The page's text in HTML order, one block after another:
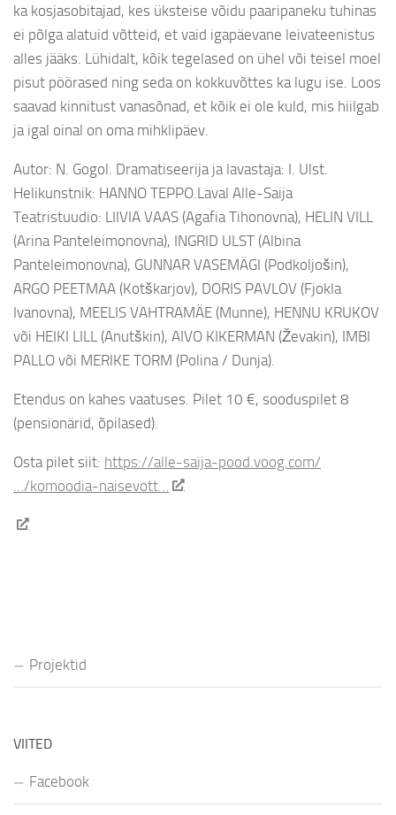
ka kosjasobitajad, kes üksteise võidu paaripaneku tuhinas
ei põlga alatuid võtteid, et vaid igapäevane leivateenistus
alles jääks. Lühidalt, kõik tegelased on ühel või teisel moel
pisut pöörased ning seda on kokkuvõttes ka lugu ise. Loos
saavad kinnitust vanasõnad, et kõik ei ole kuld, mis hiilgab
ja igal oinal on oma mihklipäev.
Autor: N. Gogol. Dramatiseerija ja lavastaja: I. Ulst.
Helikunstnik: HANNO TEPPO.Laval Alle-Saija
Teatristuudio: LIIVIA VAAS (Agafia Tihonovna), HELIN VILL
(Arina Panteleimonovna), INGRID ULST (Albina
Panteleimonovna), GUNNAR VASEMÄGI (Podkoljošin),
ARGO PEETMAA (Kotškarjov), DORIS PAVLOV (Fjokla
Ivanovna), MEELIS VAHTRAMÄE (Munne), HENNU KRUKOV
või HEIKI LILL (Anutškin), AIVO KIKERMAN (Ževakin), IMBI
PALLO või MERIKE TORM (Polina / Dunja).
Etendus on kahes vaatuses. Pilet 10 €, sooduspilet 8
(pensionärid, õpilased).
Osta pilet siit: https://alle-saija-pood.voog.com/
…/komoodia-naisevott…
Projektid
VIITED
Facebook